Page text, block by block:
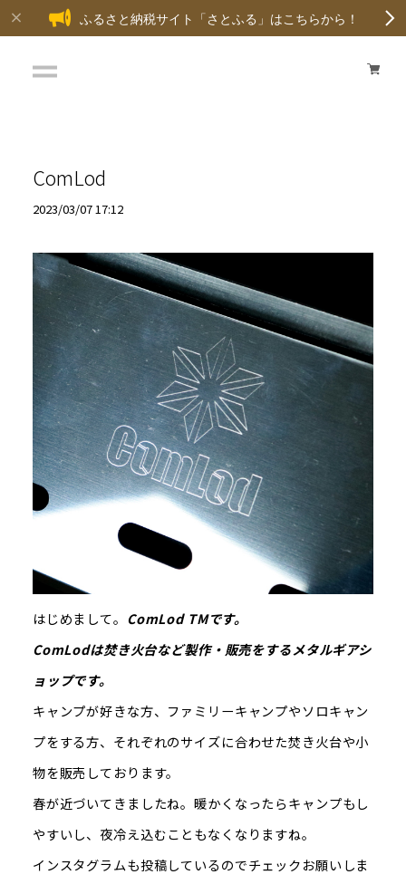
ふるさと納税サイト「さとふる」はこちらから！
ComLod
2023/03/07 17:12
はじめまして。 ComLod TMです。
ComLodは焚き火台など製作・販売をするメタルギアシ
ョップです。
キャンプが好きな方、ファミリーキャンプやソロキャン
プをする方、それぞれのサイズに合わせた焚き火台や小
物を販売しております。
春が近づいてきましたね。暖かくなったらキャンプもし
やすいし、夜冷え込むこともなくなりますね。
インスタグラムも投稿しているのでチェックお願いしま